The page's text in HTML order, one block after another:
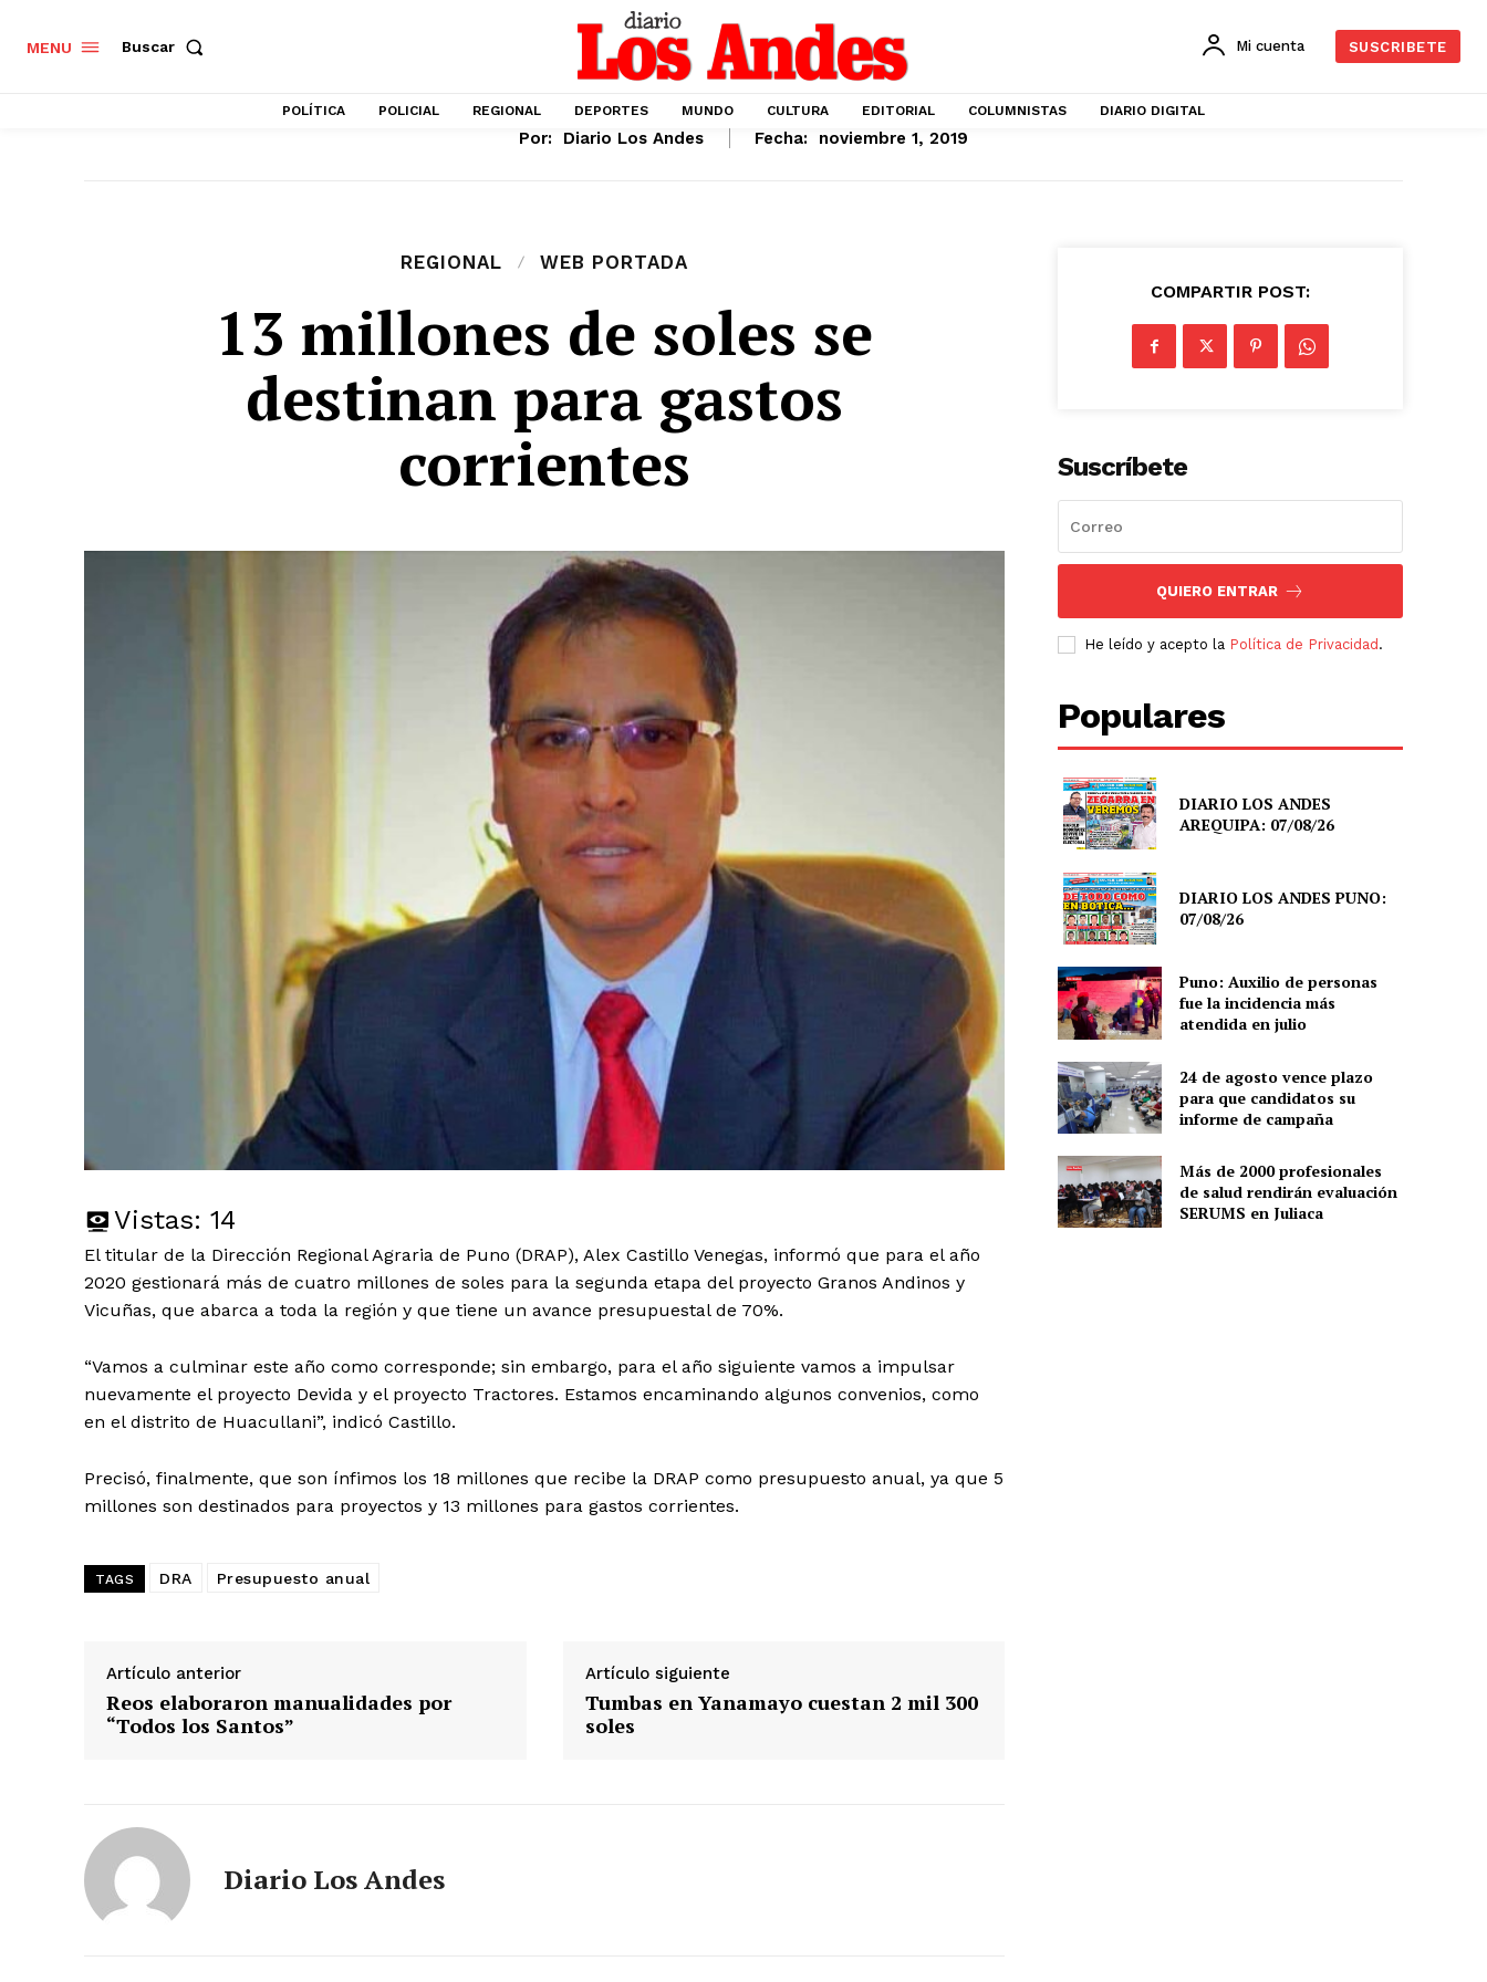
MENU Buscar Mi cuenta SUSCRIBETE
POLÍTICA POLICIAL REGIONAL DEPORTES MUNDO CULTURA EDITORIAL COLUMNISTAS DIARIO DIGITAL
Por: Diario Los Andes Fecha: noviembre 1, 2019
REGIONAL WEB PORTADA
13 millones de soles se
destinan para gastos
corrientes
Vistas: 14
El titular de la Dirección Regional Agraria de Puno (DRAP), Alex Castillo Venegas, informó que para el año
2020 gestionará más de cuatro millones de soles para la segunda etapa del proyecto Granos Andinos y
Vicuñas, que abarca a toda la región y que tiene un avance presupuestal de 70%.
“Vamos a culminar este año como corresponde; sin embargo, para el año siguiente vamos a impulsar
nuevamente el proyecto Devida y el proyecto Tractores. Estamos encaminando algunos convenios, como
en el distrito de Huacullani”, indicó Castillo.
Precisó, finalmente, que son ínfimos los 18 millones que recibe la DRAP como presupuesto anual, ya que 5
millones son destinados para proyectos y 13 millones para gastos corrientes.
TAGS DRA Presupuesto anual
Artículo anterior
Reos elaboraron manualidades por
“Todos los Santos”
Artículo siguiente
Tumbas en Yanamayo cuestan 2 mil 300
soles
Diario Los Andes
COMPARTIR POST:
Suscríbete
QUIERO ENTRAR
He leído y acepto la Política de Privacidad .
Populares
DIARIO LOS ANDES
AREQUIPA: 07/08/26
DIARIO LOS ANDES PUNO:
07/08/26
Puno: Auxilio de personas
fue la incidencia más
atendida en julio
24 de agosto vence plazo
para que candidatos su
informe de campaña
Más de 2000 profesionales
de salud rendirán evaluación
SERUMS en Juliaca